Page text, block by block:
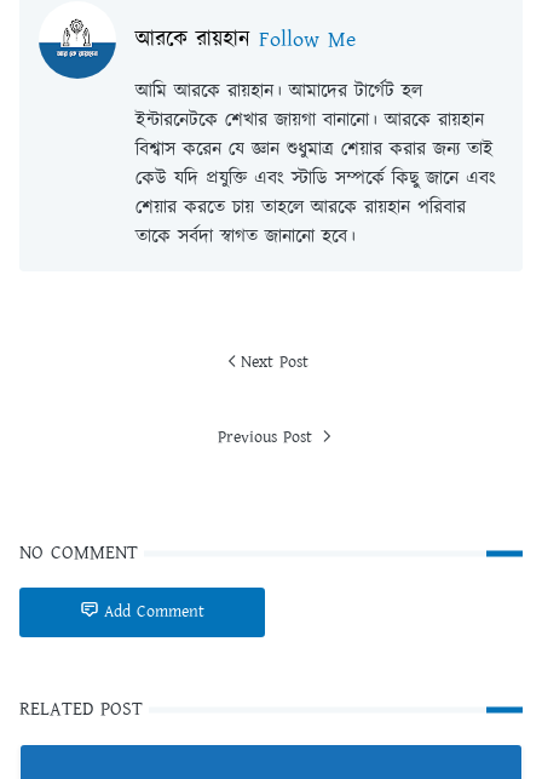
আরকে রায়হান Follow Me
আমি আরকে রায়হান। আমাদের টার্গেট হল
ইন্টারনেটকে শেখার জায়গা বানানো। আরকে রায়হান
বিশ্বাস করেন যে জ্ঞান শুধুমাত্র শেয়ার করার জন্য তাই
কেউ যদি প্রযুক্তি এবং স্টাডি সম্পর্কে কিছু জানে এবং
শেয়ার করতে চায় তাহলে আরকে রায়হান পরিবার
তাকে সর্বদা স্বাগত জানানো হবে।
Next Post
Previous Post
NO COMMENT
Add Comment
RELATED POST